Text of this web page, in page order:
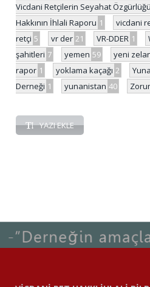
Vicdani Retçilerin Seyahat
Hakkının İhlali Raporu 1 vicdani
retçi 5 vr der 21 VR-DDER 1
şahitleri 7 yemen 59 yeni
rapor 1 yoklama kaçağı 2
Derneği 1 yunanistan 40
YAZI EKLE